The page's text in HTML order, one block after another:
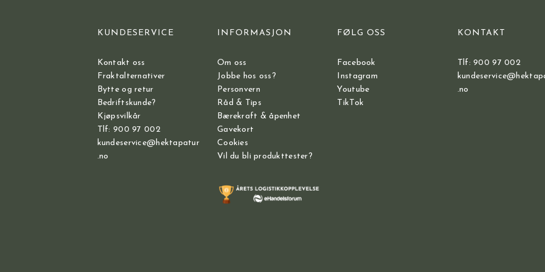
KUNDESERVICE
Kontakt oss
Fraktalternativer
Bytte og retur
Bedriftskunde?
Kjøpsvilkår
Tlf: 900 97 002
kundeservice@hektapatur
.no
INFORMASJON
Om oss
Jobbe hos oss?
Personvern
Råd & Tips
Bærekraft & åpenhet
Gavekort
Cookies
Vil du bli produkttester?
FØLG OSS
Facebook
Instagram
Youtube
TikTok
KONTAKT
Tlf: 900 97 002
.no